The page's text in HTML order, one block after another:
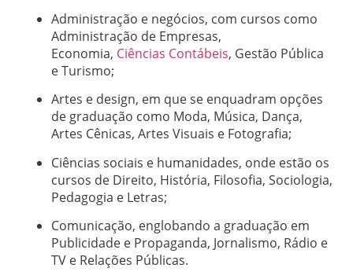
Administração e negócios, com cursos como
Administração de Empresas,
Economia, Ciências Contábeis, Gestão Pública
e Turismo;
Artes e design, em que se enquadram opções
de graduação como Moda, Música, Dança,
Artes Cênicas, Artes Visuais e Fotografia;
Ciências sociais e humanidades, onde estão os
cursos de Direito, História, Filosofia, Sociologia,
Pedagogia e Letras;
Comunicação, englobando a graduação em
Publicidade e Propaganda, Jornalismo, Rádio e
TV e Relações Públicas.